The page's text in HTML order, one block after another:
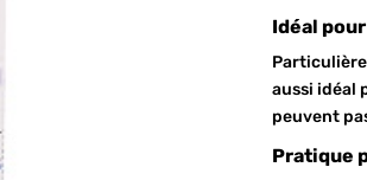
Idéal
aussi idéal
peuvent
Pratique